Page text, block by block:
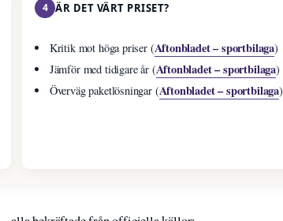
4 ÄR DET VÄRT PRISET?
Kritik mot höga priser (Aftonbladet – sportbilaga)
Jämför med tidigare år (Aftonbladet – sportbilaga)
Överväg paketlösningar (Aftonbladet – sportbilaga)